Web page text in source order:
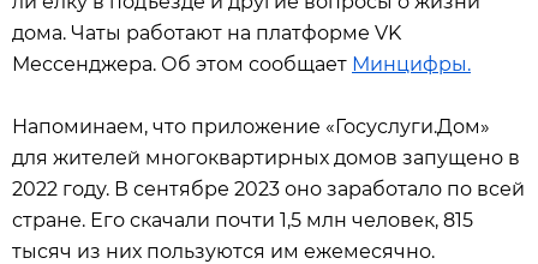
дома. Чаты работают на платформе VK
Мессенджера. Об этом сообщает Минцифры.
Напоминаем, что приложение «Госуслуги.Дом»
для жителей многоквартирных домов запущено в
2022 году. В сентябре 2023 оно заработало по всей
стране. Его скачали почти 1,5 млн человек, 815
тысяч из них пользуются им ежемесячно.